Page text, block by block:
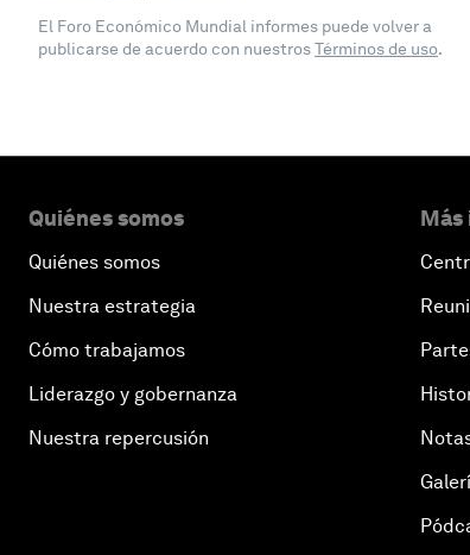
El Foro Económico Mundial informes puede volver a
publicarse de acuerdo con nuestrosTérminos de uso.
Quiénes somos
Quiénes somos
Nuestra estrategia
Cómo trabajamos
Liderazgo y gobernanza
Nuestra repercusión
Más